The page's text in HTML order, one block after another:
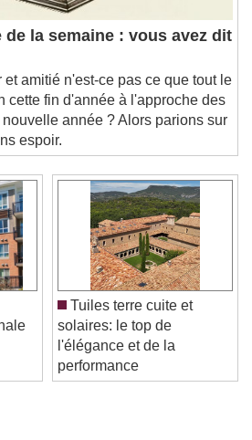
la semaine : vous avez dit
amitié n'est-ce pas ce que tout le
cette fin d'année à l'approche des
année ? Alors parions sur
espoir.
Tuiles terre cuite et
solaires: le top de
l'élégance et de la
performance